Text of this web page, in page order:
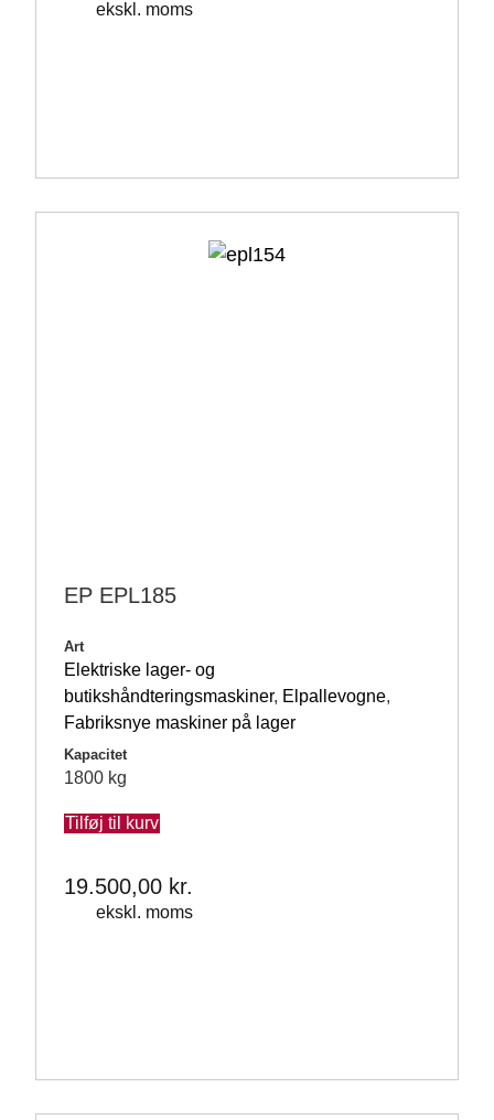
ekskl. moms
EP EPL185
Art
Elektriske lager- og
butikshåndteringsmaskiner, Elpallevogne,
Fabriksnye maskiner på lager
Kapacitet
1800 kg
Tilføj til kurv
19.500,00 kr.
ekskl. moms